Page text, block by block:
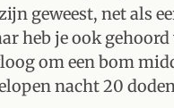
geweest, net als
heb je ook
om een bom
nacht 20